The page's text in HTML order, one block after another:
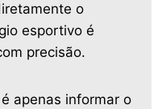
o
esportivo é
precisão.
apenas informar o